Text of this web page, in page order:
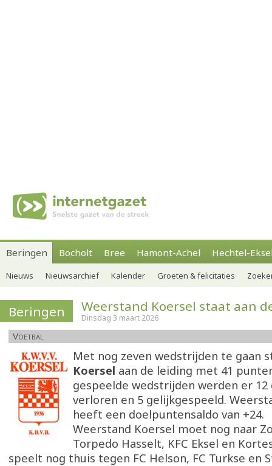
Beringen Bocholt Bree Hamont-Achel Hechtel-
Nieuws Nieuwsarchief Kalender Groeten & felicitaties
Beringen Weerstand Koersel staat aan
Dinsdag 3 maart 2026
Voetbal
Met nog zeven wedstrijden te gaan
Koersel aan de leiding met 41
gespeelde wedstrijden werden er 12
verloren en 5 gelijkgespeeld.
heeft een doelpuntensaldo van +24.
Weerstand Koersel moet nog naar
Torpedo Hasselt, KFC Eksel en
speelt nog thuis tegen FC Helson, FC Turkse en